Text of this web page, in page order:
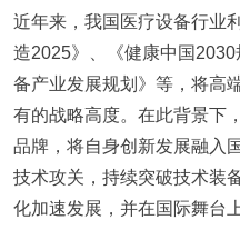
近年来，我国医疗设备行业
造2025》、《健康中国2030
备产业发展规划》等，将高
有的战略高度。在此背景下
品牌，将自身创新发展融入
技术攻关，持续突破技术装
化加速发展，并在国际舞台